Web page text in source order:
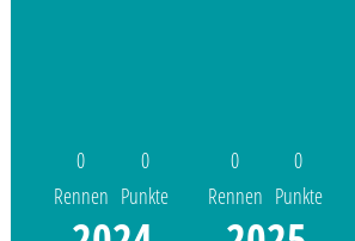
0
Rennen
0
Punkte
0
Rennen
0
Punkte